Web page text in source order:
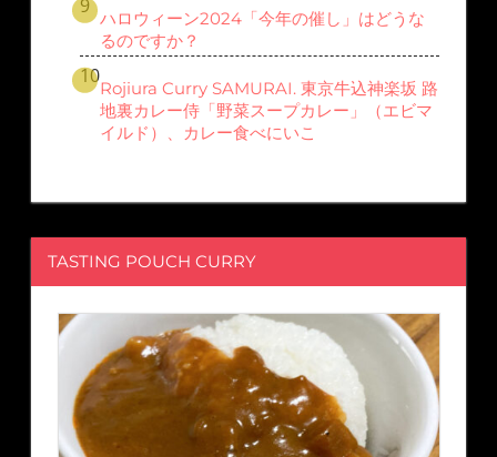
ハロウィーン2024「今年の催し」はどうな
るのですか？
Rojiura Curry SAMURAI. 東京牛込神楽坂 路
地裏カレー侍「野菜スープカレー」（エビマ
イルド）、カレー食べにいこ
TASTING POUCH CURRY